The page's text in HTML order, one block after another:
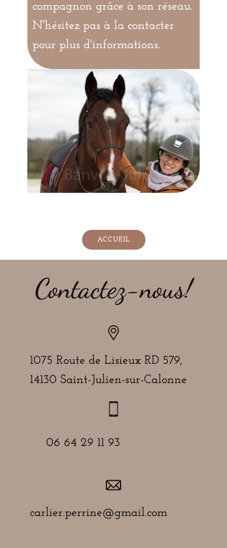
compagnon grâce à son réseau.
N'hésitez pas à la contacter
pour plus d'informations.
ACCUEIL
Contactez-nous!
1075 Route de Lisieux RD 579,
14130 Saint-Julien-sur-Calonne
06 64 29 11 93
carlier.perrine@gmail.com